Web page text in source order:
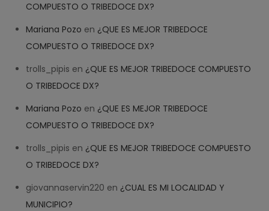
COMPUESTO O TRIBEDOCE DX?
Mariana Pozo en ¿QUE ES MEJOR TRIBEDOCE
COMPUESTO O TRIBEDOCE DX?
trolls_pipis en ¿QUE ES MEJOR TRIBEDOCE COMPUESTO
O TRIBEDOCE DX?
Mariana Pozo en ¿QUE ES MEJOR TRIBEDOCE
COMPUESTO O TRIBEDOCE DX?
trolls_pipis en ¿QUE ES MEJOR TRIBEDOCE COMPUESTO
O TRIBEDOCE DX?
giovannaservin220 en ¿CUAL ES MI LOCALIDAD Y
MUNICIPIO?
22:12